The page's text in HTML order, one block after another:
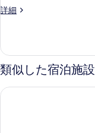
べ
写
真
を
詳
ス
ー
ム
禁
煙
詳細
プ
ム
プ
ラ
ル
類似した宿泊施設
一宮グリーンホテル